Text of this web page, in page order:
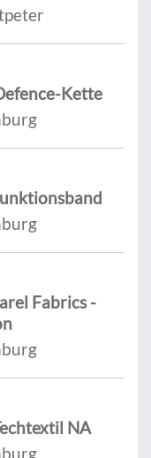
Kette
Fabrics -
NA